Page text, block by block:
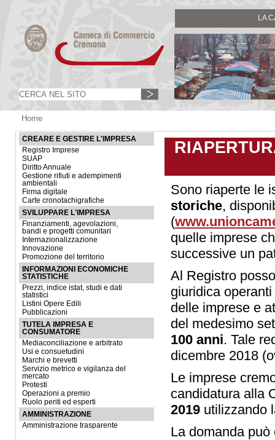
LA
Home
CREARE E GESTIRE L'IMPRESA
Registro Imprese
SUAP
Diritto Annuale
Gestione rifiuti e adempimenti
ambientali
Firma digitale
Carte cronotachigrafiche
SVILUPPARE L'IMPRESA
Finanziamenti, agevolazioni,
bandi e progetti comunitari
Internazionalizzazione
Innovazione
Promozione del territorio
INFORMAZIONI ECONOMICHE
STATISTICHE
Prezzi, indice istat, studi e dati
statistici
Listini Opere Edili
Pubblicazioni
TUTELA IMPRESA E
CONSUMATORE
Mediaconciliazione e arbitrato
Usi e consuetudini
Marchi e brevetti
Servizio metrico e vigilanza del
mercato
Protesti
Operazioni a premio
Ruolo periti ed esperti
AMMINISTRAZIONE
Amministrazione trasparente
Sono riaperte le
storiche,
(
quelle imprese
successive un
Al Registro
giuridica
delle imprese e
del medesimo
100 anni. Tale
dicembre 2018
Le imprese
candidatura alla
2019 utilizzando
La domanda può